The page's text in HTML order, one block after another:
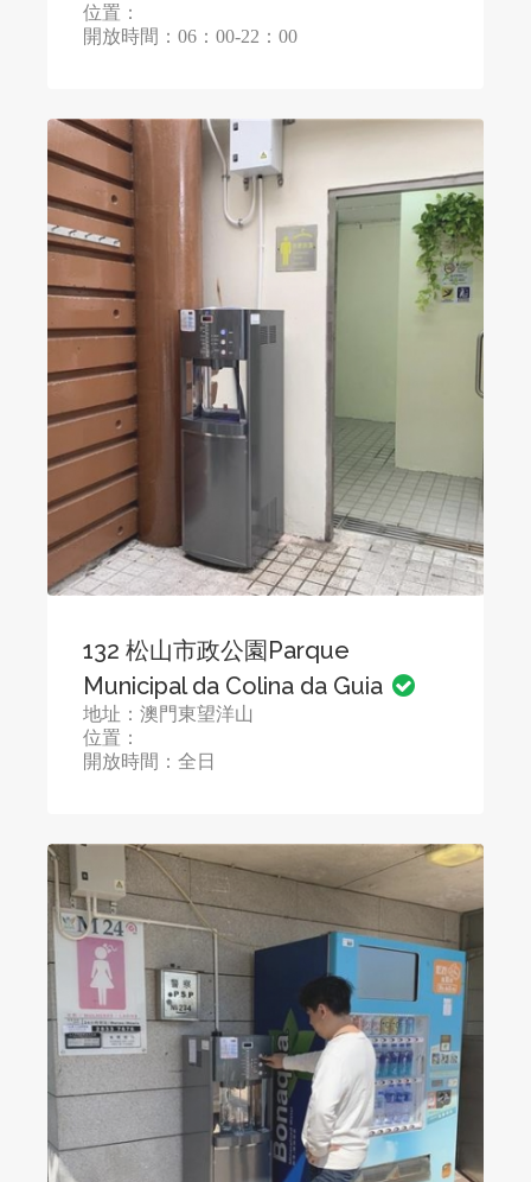
位置：
開放時間：06：00-22：00
132 松山市政公園Parque
Municipal da Colina da Guia
地址：澳門東望洋山
位置：
開放時間：全日